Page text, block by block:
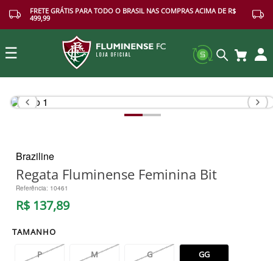
FRETE GRÁTIS PARA TODO O BRASIL NAS COMPRAS ACIMA DE R$
499,99
☰
Buscar
Braziline
Regata Fluminense Feminina Bit
Referência: 10461
R$ 137,89
TAMANHO
P M G GG